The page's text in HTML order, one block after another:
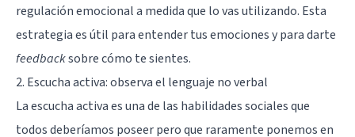
regulación emocional a medida que lo vas utilizando. Esta
estrategia es útil para entender tus emociones y para darte
feedbacksobre cómo te sientes.
2. Escucha activa: observa el lenguaje no verbal
La escucha activa es una de las habilidades sociales que
todos deberíamos poseer pero que raramente ponemos en